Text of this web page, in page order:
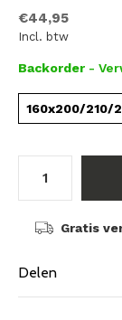
€44,95
Incl. btw
Backorder -
160x200/210/
Gratis
Delen